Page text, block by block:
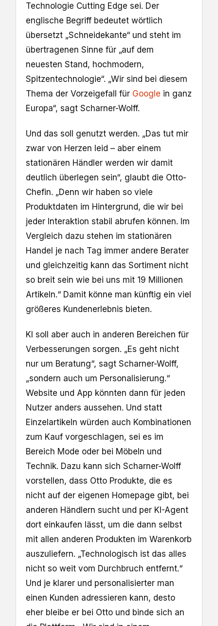
Technologie Cutting Edge sei. Der
englische Begriff bedeutet wörtlich
übersetzt „Schneidekante“ und steht im
übertragenen Sinne für „auf dem
neuesten Stand, hochmodern,
Spitzentechnologie“. „Wir sind bei diesem
Thema der Vorzeigefall für Google in ganz
Europa“, sagt Scharner-Wolff.
Und das soll genutzt werden. „Das tut mir
zwar von Herzen leid – aber einem
stationären Händler werden wir damit
deutlich überlegen sein“, glaubt die Otto-
Chefin. „Denn wir haben so viele
Produktdaten im Hintergrund, die wir bei
jeder Interaktion stabil abrufen können. Im
Vergleich dazu stehen im stationären
Handel je nach Tag immer andere Berater
und gleichzeitig kann das Sortiment nicht
so breit sein wie bei uns mit 19 Millionen
Artikeln.“ Damit könne man künftig ein viel
größeres Kundenerlebnis bieten.
KI soll aber auch in anderen Bereichen für
Verbesserungen sorgen. „Es geht nicht
nur um Beratung“, sagt Scharner-Wolff,
„sondern auch um Personalisierung.“
Website und App könnten dann für jeden
Nutzer anders aussehen. Und statt
Einzelartikeln würden auch Kombinationen
zum Kauf vorgeschlagen, sei es im
Bereich Mode oder bei Möbeln und
Technik. Dazu kann sich Scharner-Wolff
vorstellen, dass Otto Produkte, die es
nicht auf der eigenen Homepage gibt, bei
anderen Händlern sucht und per KI-Agent
dort einkaufen lässt, um die dann selbst
mit allen anderen Produkten im Warenkorb
auszuliefern. „Technologisch ist das alles
nicht so weit vom Durchbruch entfernt.“
Und je klarer und personalisierter man
einen Kunden adressieren kann, desto
eher bleibe er bei Otto und binde sich an